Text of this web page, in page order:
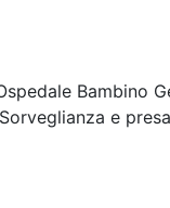
Bambino
e